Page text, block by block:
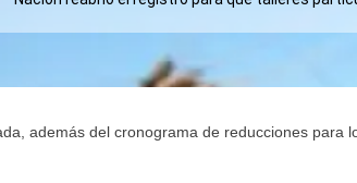
además del cronograma de reducciones para